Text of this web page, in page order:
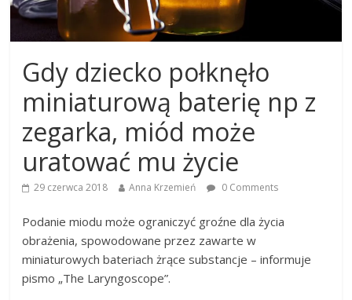
Gdy dziecko połknęło
miniaturową baterię np z
zegarka, miód może
uratować mu życie
29 czerwca 2018 Anna Krzemień 0 Comments
Podanie miodu może ograniczyć groźne dla życia
obrażenia, spowodowane przez zawarte w
miniaturowych bateriach żrące substancje – informuje
pismo „The Laryngoscope”.